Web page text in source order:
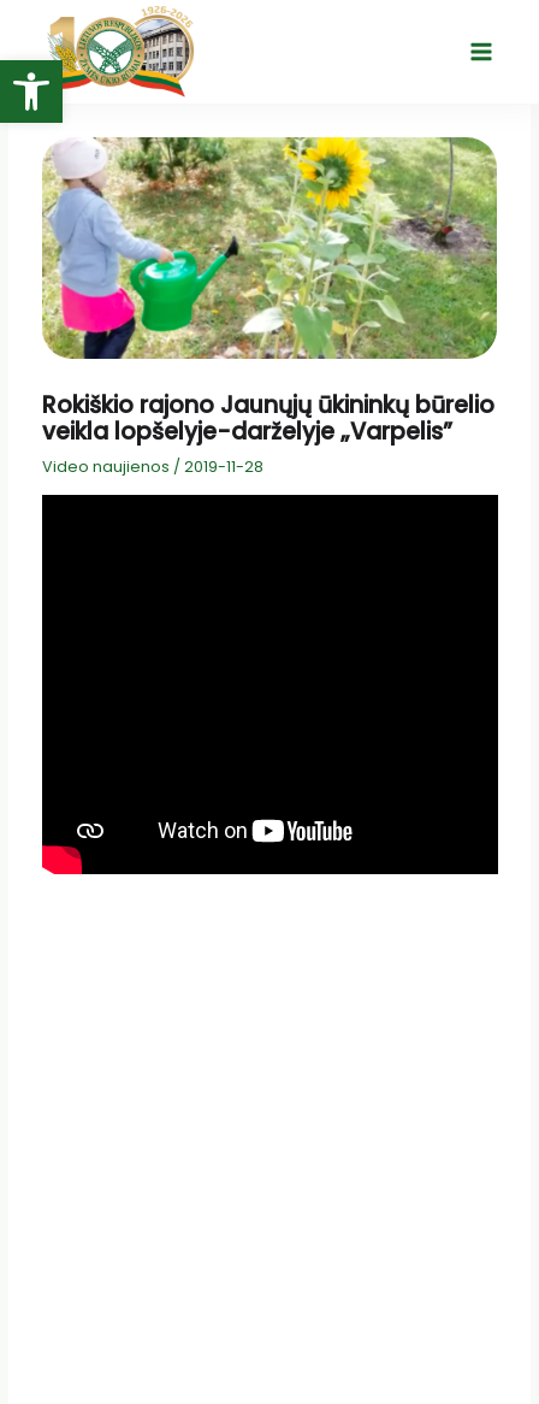
Open toolbar
turinio
Main
Rokiškio rajono Jaunųjų ūkininkų būrelio
veikla lopšelyje-darželyje „Varpelis”
Video naujienos / 2019-11-28